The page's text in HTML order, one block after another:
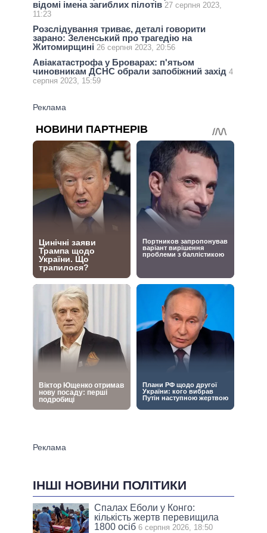
відомі імена загиблих пілотів 27 серпня 2023,
11:23
Розслідування триває, деталі говорити
зарано: Зеленський про трагедію на
Житомирщині 26 серпня 2023, 20:56
Авіакатастрофа у Броварах: п'ятьом
чиновникам ДСНС обрали запобіжний захід 4
серпня 2023, 15:59
ІНШІ НОВИНИ ПОЛІТИКИ
Спалах Еболи у Конго:
кількість жертв перевищила
1800 осіб 6 серпня 2026, 18:50